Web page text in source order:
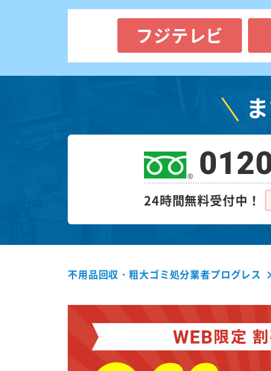
フジテレビ
24時間無料受付中！
不用品回収・粗大ゴミ処分業者プログレス